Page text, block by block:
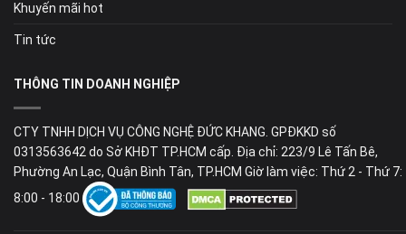
Khuyến mãi hot
Tin tức
THÔNG TIN DOANH NGHIỆP
CTY TNHH DỊCH VỤ CÔNG NGHỆ ĐỨC KHANG. GPĐKKD số
0313563642 do Sở KHĐT TP.HCM cấp. Địa chỉ: 223/9 Lê Tấn Bê,
Phường An Lạc, Quận Bình Tân, TP.HCM Giờ làm việc: Thứ 2 - Thứ 7:
8:00 - 18:00